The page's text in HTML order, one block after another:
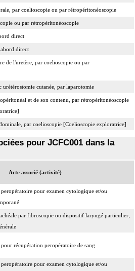
par coelioscopie ou par rétropéritonéoscopie
ou par rétropéritonéoscopie
direct
direct
de l'uretère, par coelioscopie ou par
urétérostomie cutanée, par laparotomie
et de son contenu, par rétropéritonéoscopie
par coelioscopie [Coelioscopie exploratrice]
pour JCFC001 dans la
Acte associé (activité)
pour examen cytologique et/ou
par fibroscopie ou dispositif laryngé particulier,
récupération peropératoire de sang
pour examen cytologique et/ou